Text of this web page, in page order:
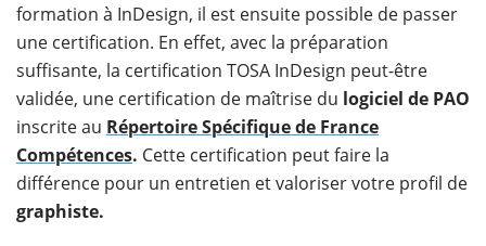
formation à InDesign, il est ensuite possible de passer
une certification. En effet, avec la préparation
suffisante, la certification TOSA InDesign peut-être
validée, une certification de maîtrise du logiciel de PAO
inscrite au Répertoire Spécifique de France
Compétences. Cette certification peut faire la
différence pour un entretien et valoriser votre profil de
graphiste.